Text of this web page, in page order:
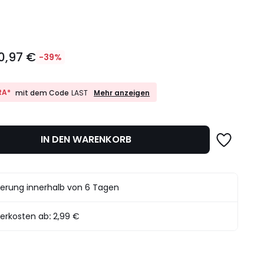
€ -39%
mit dem Code LAST
10%
LAST
Mehr anzeigen
IN DEN WARENKORB
innerhalb von 6 Tagen
ab:2,99 €